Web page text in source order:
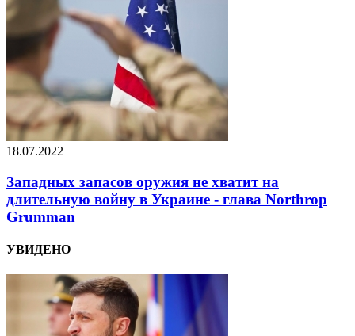
18.07.2022
Западных запасов оружия не хватит на
длительную войну в Украине - глава Northrop
Grumman
УВИДЕНО